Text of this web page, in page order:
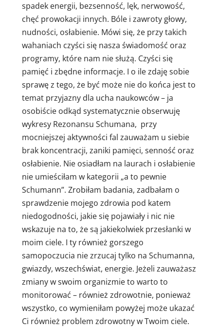
spadek energii, bezsenność, lęk, nerwowość,
chęć prowokacji innych. Bóle i zawroty głowy,
nudności, osłabienie. Mówi się, że przy takich
wahaniach czyści się nasza świadomość oraz
programy, które nam nie służą. Czyści się
pamięć i zbędne informacje. I o ile zdaję sobie
sprawę z tego, że być może nie do końca jest to
temat przyjazny dla ucha naukowców – ja
osobiście odkąd systematycznie obserwuję
wykresy Rezonansu Schumana, przy
mocniejszej aktywności fal zauważam u siebie
brak koncentracji, zaniki pamięci, senność oraz
osłabienie. Nie osiadłam na laurach i osłabienie
nie umieściłam w kategorii „a to pewnie
Schumann”. Zrobiłam badania, zadbałam o
sprawdzenie mojego zdrowia pod katem
niedogodności, jakie się pojawiały i nic nie
wskazuje na to, że są jakiekolwiek przesłanki w
moim ciele. I ty również gorszego
samopoczucia nie zrzucaj tylko na Schumanna,
gwiazdy, wszechświat, energie. Jeżeli zauważasz
zmiany w swoim organizmie to warto to
monitorować – również zdrowotnie, ponieważ
wszystko, co wymieniłam powyżej może ukazać
Ci również problem zdrowotny w Twoim ciele.